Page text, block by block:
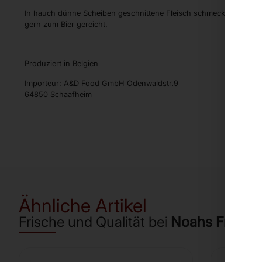
In hauch dünne Scheiben geschnittene Fleisch schmeckt
gern zum Bier gereicht.
Produziert in Belgien
Importeur: A&D Food GmbH Odenwaldstr.9
64850 Schaafheim
Ähnliche Artikel
Frische und Qualität bei Noahs Früchte